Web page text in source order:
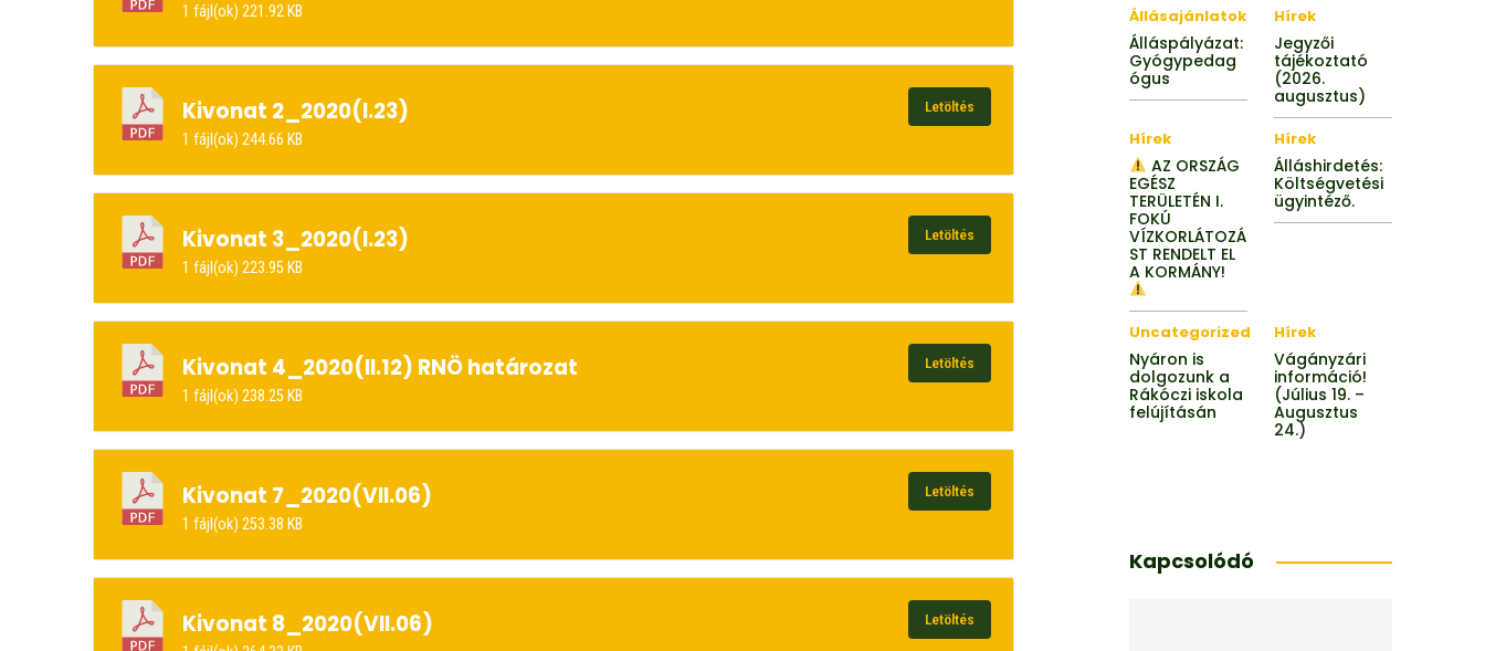
1 fájl(ok) 221.92 KB
Kivonat 2_2020(I.23)
1 fájl(ok) 244.66 KB
Letöltés
Kivonat 3_2020(I.23)
1 fájl(ok) 223.95 KB
Letöltés
Kivonat 4_2020(II.12) RNÖ határozat
1 fájl(ok) 238.25 KB
Letöltés
Kivonat 7_2020(VII.06)
1 fájl(ok) 253.38 KB
Letöltés
Kivonat 8_2020(VII.06) Letöltés
Állásajánlatok
Álláspályázat:
Gyógypedag
ógus
Hírek
Jegyzői
tájékoztató
(2026.
augusztus)
Hírek
AZ ORSZÁG
EGÉSZ
TERÜLETÉN I.
FOKÚ
VÍZKORLÁTOZÁ
ST RENDELT EL
A KORMÁNY!
Hírek
Álláshirdetés:
Költségvetési
ügyintéző.
Uncategorized
Nyáron is
dolgozunk a
Rákóczi iskola
felújításán
Hírek
Vágányzári
információ!
(Július 19. –
Augusztus
24.)
Kapcsolódó